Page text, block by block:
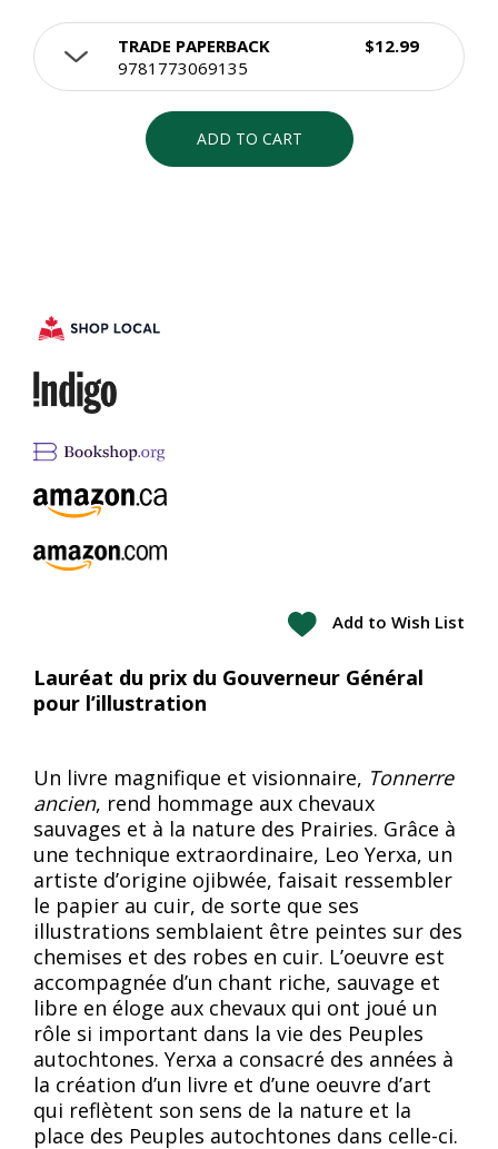
TRADE PAPERBACK
9781773069135
$12.99
ADD TO CART
Add to Wish List
Lauréat du prix du Gouverneur Général
pour l’illustration
Un livre magnifique et visionnaire, Tonnerre
ancien, rend hommage aux chevaux
sauvages et à la nature des Prairies. Grâce à
une technique extraordinaire, Leo Yerxa, un
artiste d’origine ojibwée, faisait ressembler
le papier au cuir, de sorte que ses
illustrations semblaient être peintes sur des
chemises et des robes en cuir. L’oeuvre est
accompagnée d’un chant riche, sauvage et
libre en éloge aux chevaux qui ont joué un
rôle si important dans la vie des Peuples
autochtones. Yerxa a consacré des années à
la création d’un livre et d’une oeuvre d’art
qui reflètent son sens de la nature et la
place des Peuples autochtones dans celle-ci.